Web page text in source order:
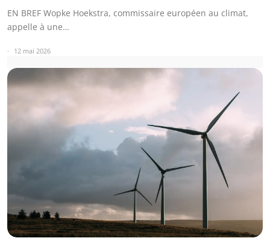
EN BREF Wopke Hoekstra, commissaire européen au climat,
appelle à une…
12 mai 2026